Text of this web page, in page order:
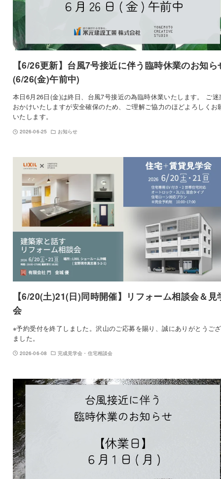
【6/26更新】台風7号接近に伴う臨時休業のお知ら
(6/26(金)午前中)
本日6月26日(金)は終日、台風7号接近の為臨時休業いたします。 ご迷
おかけいたしますが安全確保のため、ご理解ご協力のほどよろしくお
いたします。
2026-06-25 お知らせ
【6/20(土)21(日)同時開催】リフォーム相談会＆見
会
※予約受付を終了しました。沢山のご応募を賜り、誠にありがとうご
ました。
2026-06-08 完成見学会・住宅相談会